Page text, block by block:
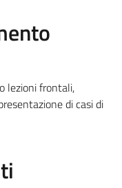
lezioni frontali,
di casi di